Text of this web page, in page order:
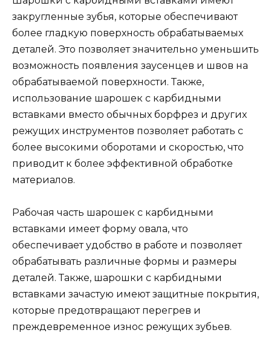
закругленные зубья, которые обеспечивают
более гладкую поверхность обрабатываемых
деталей. Это позволяет значительно уменьшить
возможность появления заусенцев и швов на
обрабатываемой поверхности. Также,
использование шарошек с карбидными
вставками вместо обычных борфрез и других
режущих инструментов позволяет работать с
более высокими оборотами и скоростью, что
приводит к более эффективной обработке
материалов.
Рабочая часть шарошек с карбидными
вставками имеет форму овала, что
обеспечивает удобство в работе и позволяет
обрабатывать различные формы и размеры
деталей. Также, шарошки с карбидными
вставками зачастую имеют защитные покрытия,
которые предотвращают перегрев и
преждевременное износ режущих зубьев.